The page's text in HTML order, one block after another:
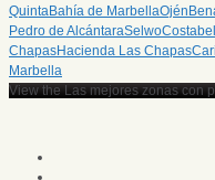
QuintaBahía de MarbellaOjén
Pedro de AlcántaraSelwo
ChapasHacienda Las Chapas
Marbella
View the Las mejores zonas con